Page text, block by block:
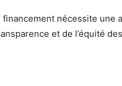
nécessite une
et de l’équité